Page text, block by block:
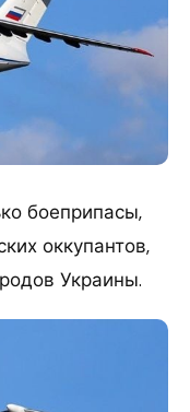
боеприпасы,
оккупантов,
Украины.